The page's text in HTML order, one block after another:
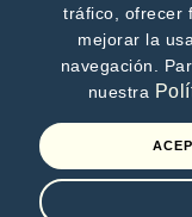
tráfico, ofrecer
mejorar la
navegación.
nuestra